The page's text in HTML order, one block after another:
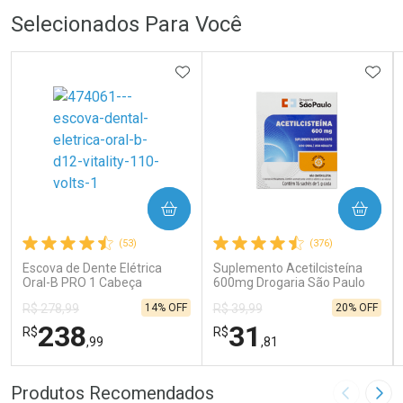
Selecionados Para Você
(53)
Escova de Dente Elétrica
Oral-B PRO 1 Cabeça
Redonda Recarregável 1
Unidade
R$ 278,99
R$238,99
14% OFF
ADICIONAR AOS FAVORITOS
COMPRAR
FECHAR
FECHAR
(376)
Suplemento Acetilcisteína
600mg Drogaria São Paulo
R$ 39,99
R$31 ,81
20% OFF
COMPRAR
Produtos Recomendados